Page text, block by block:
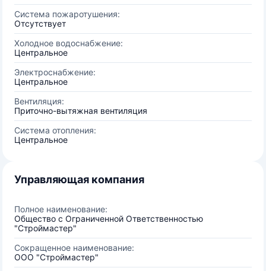
Система пожаротушения:
Отсутствует
Холодное водоснабжение:
Центральное
Электроснабжение:
Центральное
Вентиляция:
Приточно-вытяжная вентиляция
Система отопления:
Центральное
Управляющая компания
Полное наименование:
Общество с Ограниченной Ответственностью
"Строймастер"
Сокращенное наименование:
ООО "Строймастер"